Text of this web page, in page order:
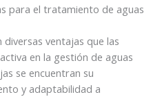
para el tratamiento de aguas
ventajas que las
en la gestión de aguas
se encuentran su
y adaptabilidad a